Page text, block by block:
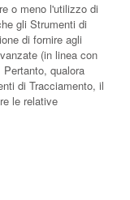
o meno l'utilizzo di
gli Strumenti di
di fornire agli
(in linea con
qualora
di Tracciamento, il
le relative